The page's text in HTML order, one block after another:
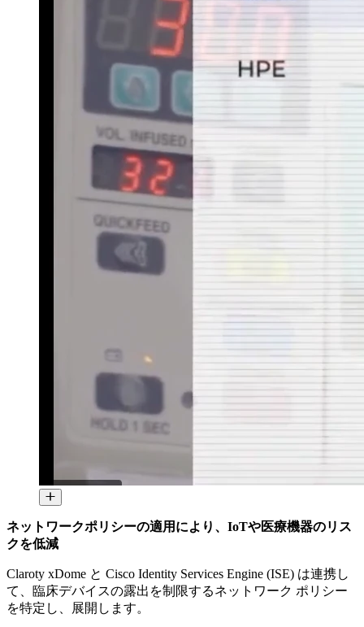
ネットワークポリシーの適用により、IoTや医療機器のリス
クを低減
Claroty xDome と Cisco Identity Services Engine (ISE) は連携し
て、臨床デバイスの露出を制限するネットワーク ポリシー
を特定し、展開します。